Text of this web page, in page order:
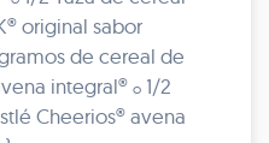
original sabor
de cereal de
integral® o 1/2
Cheerios® avena